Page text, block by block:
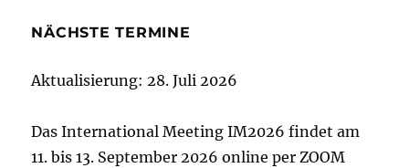
NÄCHSTE TERMINE
Aktualisierung: 28. Juli 2026
Das International Meeting IM2026 findet am
11. bis 13. September 2026 online per ZOOM